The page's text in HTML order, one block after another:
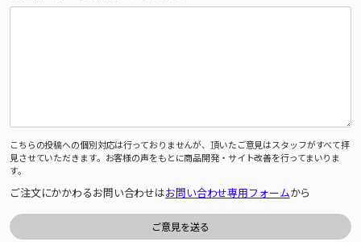
こちらの投稿への個別対応は行っておりませんが、頂いたご意見はスタッフがすべて拝
見させていただきます。お客様の声をもとに商品開発・サイト改善を行ってまいりま
す。
ご注文にかかわるお問い合わせはお問い合わせ専用フォームから